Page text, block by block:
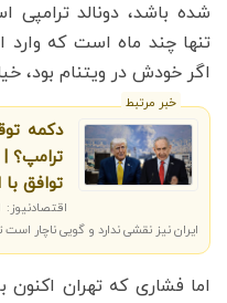
شده باشد، دونالد
تنها چند ماه است که
اگر خودش در ویتنام بود،
خبر مرتبط
دکمه
ترامپ؟
توافق
ایران نیز نقشی ندارد و گویی ناچار است
اما فشاری که تهران اکنون